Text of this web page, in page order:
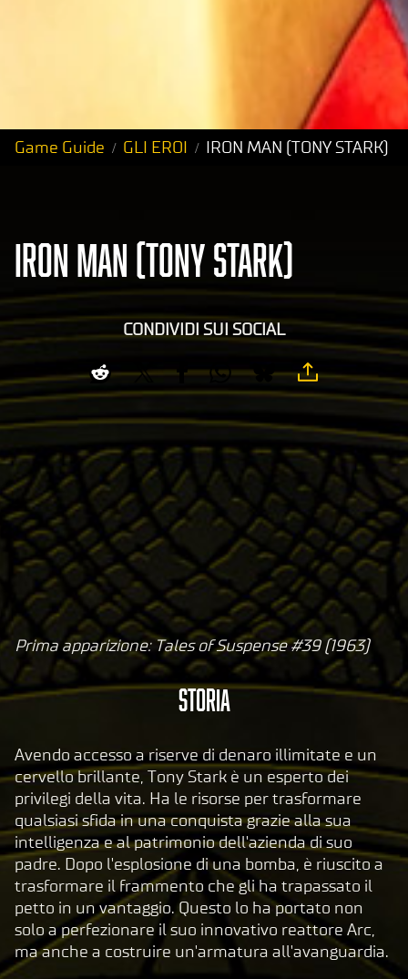
Game Guide GLI EROI IRON MAN (TONY STARK)
IRON MAN (TONY STARK)
CONDIVIDI SUI SOCIAL
A
c
p
t
&
P
l
a
y
Clic
Prima apparizione: Tales of Suspense #39 (1963)
Storia
Avendo accesso a riserve di denaro illimitate e un
cervello brillante, Tony Stark è un esperto dei
privilegi della vita. Ha le risorse per trasformare
qualsiasi sfida in una conquista grazie alla sua
intelligenza e al patrimonio dell'azienda di suo
padre. Dopo l'esplosione di una bomba, è riuscito a
trasformare il frammento che gli ha trapassato il
petto in un vantaggio. Questo lo ha portato non
solo a perfezionare il suo innovativo reattore Arc,
ma anche a costruire un'armatura all'avanguardia.